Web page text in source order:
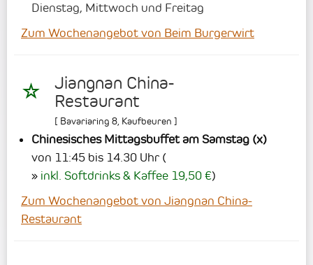
Dienstag, Mittwoch und Freitag
Zum Wochenangebot von Beim Burgerwirt
Jiangnan China-
Restaurant
[ Bavariaring 8, Kaufbeuren ]
Chinesisches Mittagsbuffet am Samstag (x)
von 11:45 bis 14.30 Uhr (
inkl. Softdrinks & Kaffee 19,50 €)
Zum Wochenangebot von Jiangnan China-
Restaurant